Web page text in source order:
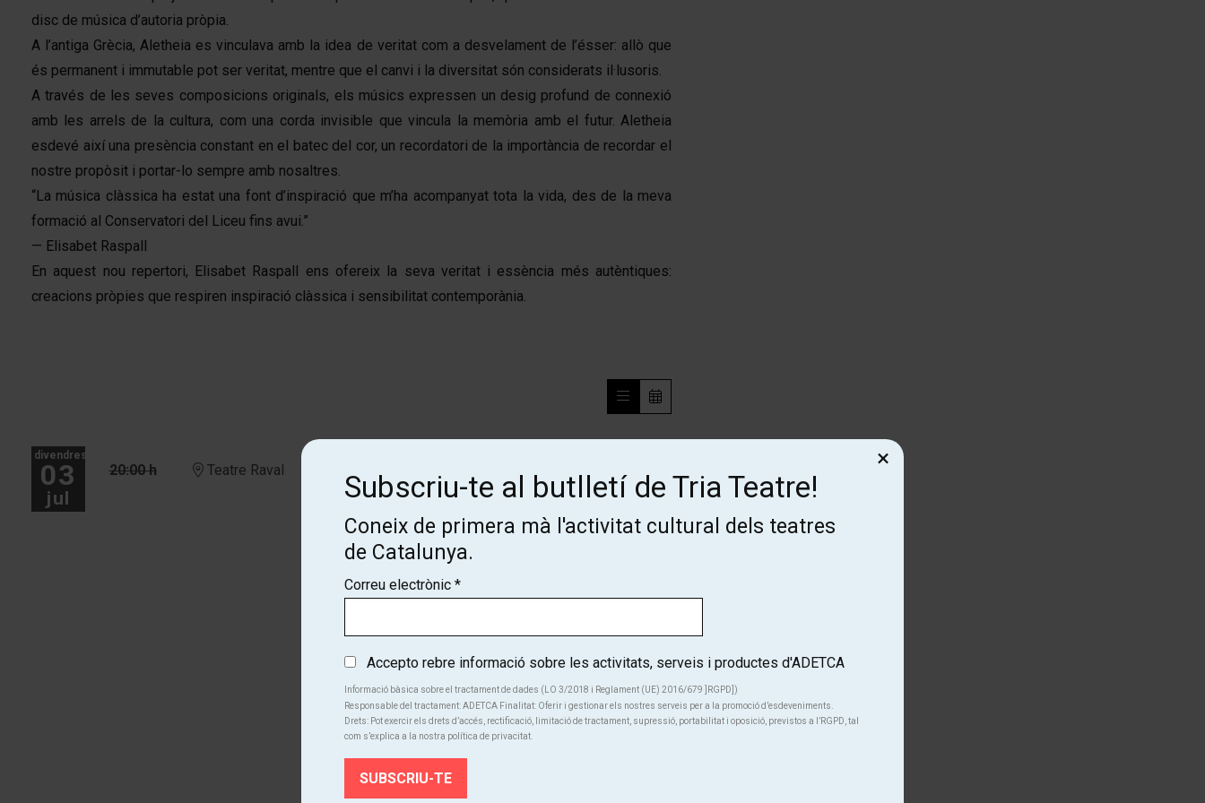
disc de música d’autoria pròpia.
A l’antiga Grècia, Aletheia es vinculava amb la idea de veritat com a desvelament de l’ésser: allò que
és permanent i immutable pot ser veritat, mentre que el canvi i la diversitat són considerats il·lusoris.
A través de les seves composicions originals, els músics expressen un desig profund de connexió
amb les arrels de la cultura, com una corda invisible que vincula la memòria amb el futur. Aletheia
esdevé així una presència constant en el batec del cor, un recordatori de la importància de recordar el
nostre propòsit i portar-lo sempre amb nosaltres.
“La música clàssica ha estat una font d’inspiració que m’ha acompanyat tota la vida, des de la meva
formació al Conservatori del Liceu fins avui.”
— Elisabet Raspall
En aquest nou repertori, Elisabet Raspall ens ofereix la seva veritat i essència més autèntiques:
creacions pròpies que respiren inspiració clàssica i sensibilitat contemporània.
divendres
03
jul
20:00 h Teatre Raval
18 €
Finalitzat
Subscriu-te al butlletí de Tria
Teatre!
Coneix de primera mà l'activitat cultural dels teatres de Catalunya.
Subscriu-te al butlletí de Tria Teatre!
Coneix de primera mà l'activitat cultural dels teatres
de Catalunya.
Correu electrònic *
Accepto rebre informació sobre les activitats, serveis i productes d'ADETCA
Informació bàsica sobre el tractament de dades (LO 3/2018 i Reglament (UE) 2016/679 ]RGPD])
Responsable del tractament: ADETCA Finalitat: Oferir i gestionar els nostres serveis per a la promoció d’esdeveniments.
Drets: Pot exercir els drets d’accés, rectificació, limitació de tractament, supressió, portabilitat i oposició, previstos a l’RGPD, tal
com s’explica a la nostra política de privacitat.
×